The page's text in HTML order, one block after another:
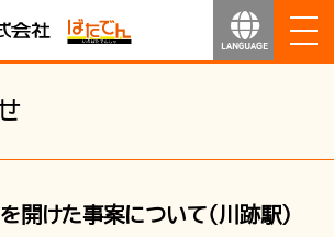
開けた事案について（川跡駅）